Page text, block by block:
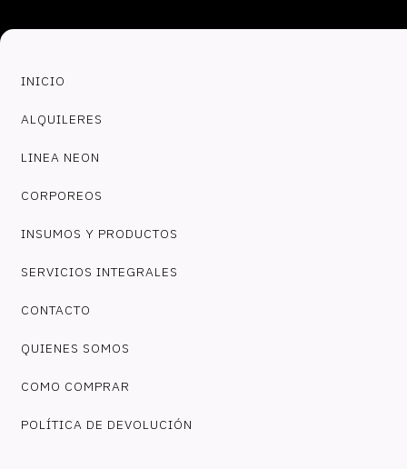
INICIO
ALQUILERES
LINEA NEON
CORPOREOS
INSUMOS Y PRODUCTOS
SERVICIOS INTEGRALES
CONTACTO
QUIENES SOMOS
COMO COMPRAR
POLÍTICA DE DEVOLUCIÓN